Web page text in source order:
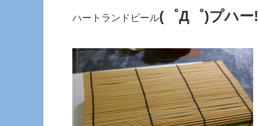
ハートランドビール(゜Д゜)プハー!